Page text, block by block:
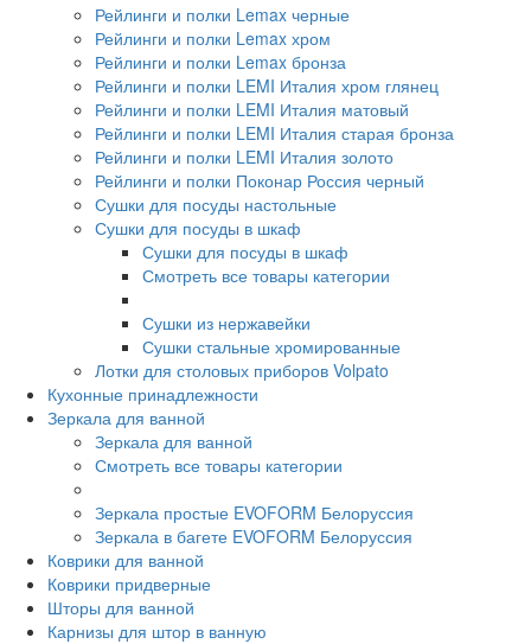
Рейлинги и полки Lemax черные
Рейлинги и полки Lemax хром
Рейлинги и полки Lemax бронза
Рейлинги и полки LEMI Италия хром глянец
Рейлинги и полки LEMI Италия матовый
Рейлинги и полки LEMI Италия старая бронза
Рейлинги и полки LEMI Италия золото
Рейлинги и полки Поконар Россия черный
Сушки для посуды настольные
Сушки для посуды в шкаф
Сушки для посуды в шкаф
Смотреть все товары категории
Сушки из нержавейки
Сушки стальные хромированные
Лотки для столовых приборов Volpato
Кухонные принадлежности
Зеркала для ванной
Зеркала для ванной
Смотреть все товары категории
Зеркала простые EVOFORM Белоруссия
Зеркала в багете EVOFORM Белоруссия
Коврики для ванной
Коврики придверные
Шторы для ванной
Карнизы для штор в ванную